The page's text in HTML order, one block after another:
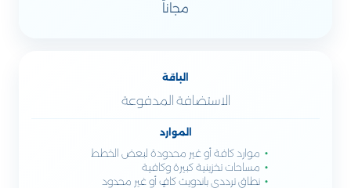
مجاناً
الباقة
الاستضافة المدفوعة
الموارد
موارد كافة أو غير محدودة لبعض الخطط
مساحات تخزينية كبيرة وكافية
نطاق ترددي باندويث كافٍ أو غير محدود